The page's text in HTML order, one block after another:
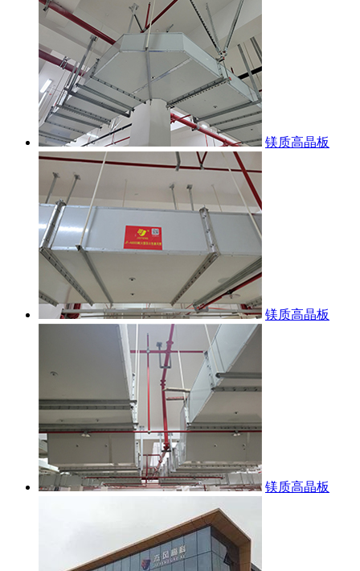
镁质高晶板
镁质高晶板
镁质高晶板